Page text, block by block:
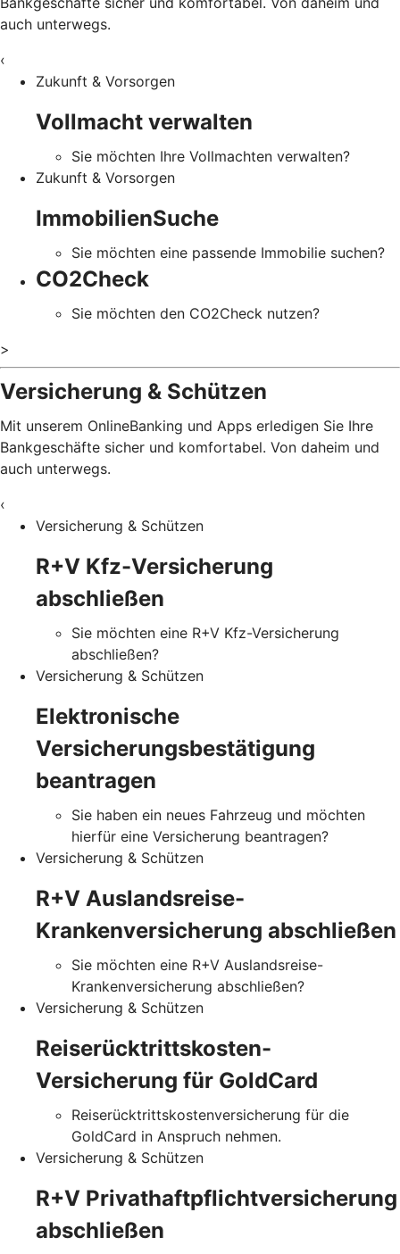
auch unterwegs.
‹
Zukunft & Vorsorgen
Vollmacht verwalten
Sie möchten Ihre Vollmachten verwalten?
Zukunft & Vorsorgen
ImmobilienSuche
Sie möchten eine passende Immobilie suchen?
CO2Check
Sie möchten den CO2Check nutzen?
>
Versicherung & Schützen
Mit unserem OnlineBanking und Apps erledigen Sie Ihre
Bankgeschäfte sicher und komfortabel. Von daheim und
auch unterwegs.
‹
Versicherung & Schützen
R+V Kfz-Versicherung
abschließen
Sie möchten eine R+V Kfz-Versicherung
abschließen?
Versicherung & Schützen
Elektronische
Versicherungsbestätigung
beantragen
Sie haben ein neues Fahrzeug und möchten
hierfür eine Versicherung beantragen?
Versicherung & Schützen
R+V Auslandsreise-
Krankenversicherung abschließen
Sie möchten eine R+V Auslandsreise-
Krankenversicherung abschließen?
Versicherung & Schützen
Reiserücktrittskosten-
Versicherung für GoldCard
Reiserücktrittskostenversicherung für die
GoldCard in Anspruch nehmen.
Versicherung & Schützen
R+V Privathaftpflichtversicherung
abschließen